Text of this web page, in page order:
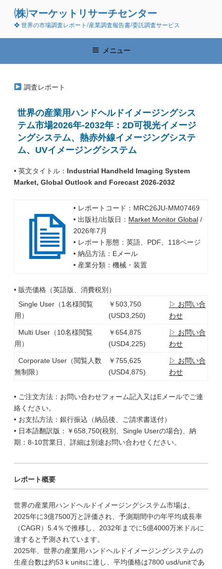
ン
(株)マーケットリサーチセンター
❖ 世界の市場調査レポート/産業調査報告書/委託調査サービス
メニュー
調査レポート
世界の産業用ハンドヘルドイメージングシス
テム市場2026年-2032年：2D可視光イメージ
ングシステム、熱赤外線イメージングシステ
ム、UVイメージングシステム
• 英文タイトル： Industrial Handheld Imaging System
Market, Global Outlook and Forecast 2026-2032
• レポートコード：MRC26JU-MM07469
• 出版社/出版日： Market Monitor Global/
2026年7月
• レポート形態：英語、PDF、118ページ
• 納品方法：Eメール
• 産業分類：機械・装置
• 販売価格（英語版、消費税別）
Single User（1名様閲覧
用）
￥503,750
(USD3,250)
▷ お問い合
わせ
Multi User（10名様閲覧
用）
￥654,875
(USD4,225)
▷ お問い合
わせ
Corporate User（閲覧人数
無制限）
￥755,625
(USD4,875)
▷ お問い合
わせ
• ご注文方法：お問い合わせフォーム記入又はEメールでご連
絡ください。
• お支払方法：銀行振込（納品後、ご請求書送付）
• 日本語翻訳版：￥658,750(税別、Single Userの場合)、納
期：8-10営業日、詳細は別途お問い合わせください。
レポート概要
世界の産業用ハンドヘルドイメージングシステム市場は、
2025年に3億7500万と評価され、予測期間中の年平均成長率
（CAGR）5.4％で推移し、2032年までに5億4000万米ドルに
達すると予測されています。
2025年、世界の産業用ハンドヘルドイメージングシステムの
生産台数は約53 k unitsに達し、平均価格は7800 usd/unitであ